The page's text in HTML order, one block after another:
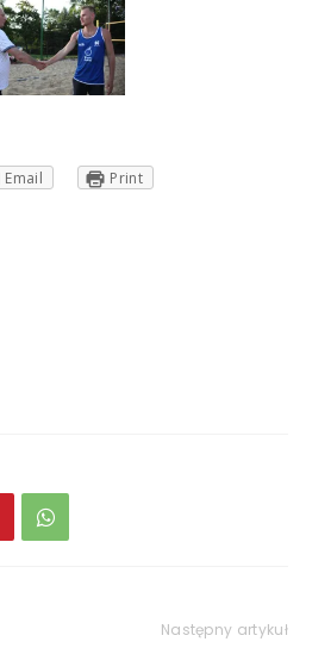
Email
Print
Następny artykuł